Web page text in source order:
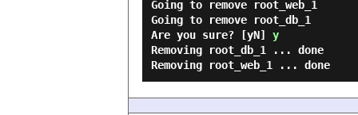
Going to remove root_web_1
Going to remove root_db_1
Are you sure? [yN] y
Removing root_db_1 ... done